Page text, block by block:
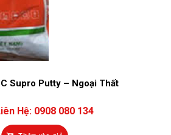
Supro Putty – Ngoại Thất
Hệ: 0908 080 134